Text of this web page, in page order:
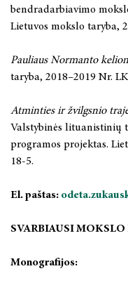
bendradarbiavimo
Lietuvos mokslo taryba,
Pauliaus Normanto
taryba, 2018–2019 Nr.
Atminties ir žvilgsnio
Valstybinės lituanistinių
programos projektas.
18-5.
El. paštas:
SVARBIAUSI MOKSLO
Monografijos: